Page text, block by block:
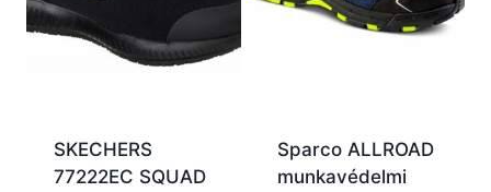
SKECHERS
77222EC SQUAD
Sparco ALLROAD
munkavédelmi